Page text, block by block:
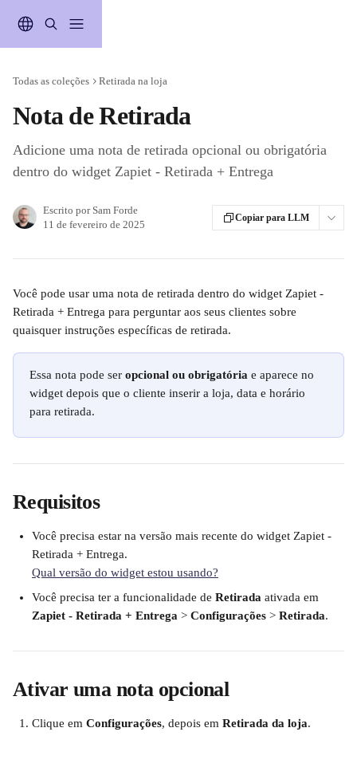
Todas as coleções Retirada na loja
Nota de Retirada
Adicione uma nota de retirada opcional ou obrigatória
dentro do widget Zapiet ‑ Retirada + Entrega
Escrito por Sam Forde
11 de fevereiro de 2025
Copiar para LLM
Você pode usar uma nota de retirada dentro do widget Zapiet ‑
Retirada + Entrega para perguntar aos seus clientes sobre
quaisquer instruções específicas de retirada.
Essa nota pode ser opcional ou obrigatória e aparece no
widget depois que o cliente inserir a loja, data e horário
para retirada.
Requisitos
Você precisa estar na versão mais recente do widget Zapiet ‑
Retirada + Entrega.
Qual versão do widget estou usando?
Você precisa ter a funcionalidade de Retirada ativada em
Zapiet ‑ Retirada + Entrega > Configurações > Retirada.
Ativar uma nota opcional
Clique em Configurações, depois em Retirada da loja.